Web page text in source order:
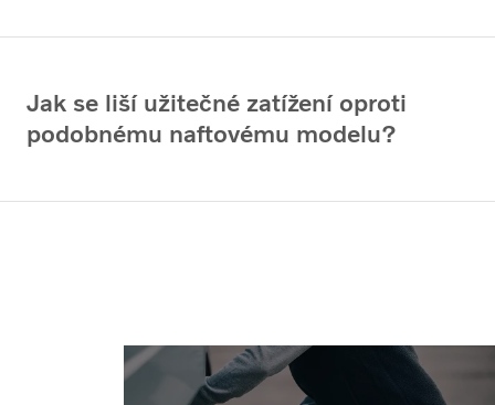
Jak se liší užitečné zatížení oproti
podobnému naftovému modelu?